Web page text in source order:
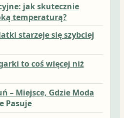
jak skutecznie
temperaturą?
starzeje się szybciej
to coś więcej niż
– Miejsce, Gdzie Moda
Pasuje